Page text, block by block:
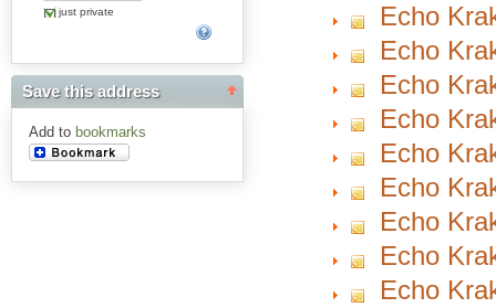
just private
Save this address
Add to bookmarks
Echo
Echo
Echo
Echo
Echo
Echo
Echo
Echo
Echo